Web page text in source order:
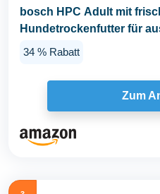
bosch HPC Adult mit
Hundetrockenfutter für
aller...
34 % Rabatt
Zum